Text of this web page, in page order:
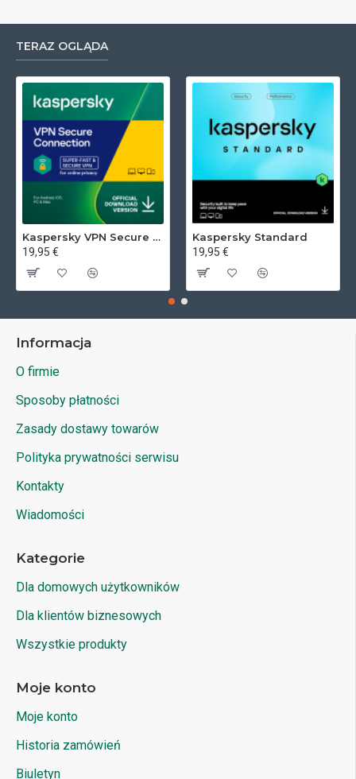
TERAZ OGLĄDA
Kaspersky VPN Secure Connection
19,95 €
Kaspersky Standard
19,95 €
Informacja
O firmie
Sposoby płatności
Zasady dostawy towarów
Polityka prywatności serwisu
Kontakty
Wiadomości
Kategorie
Dla domowych użytkowników
Dla klientów biznesowych
Wszystkie produkty
Moje konto
Moje konto
Historia zamówień
Biuletyn